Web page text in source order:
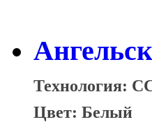
Технология:
Цвет: Белый